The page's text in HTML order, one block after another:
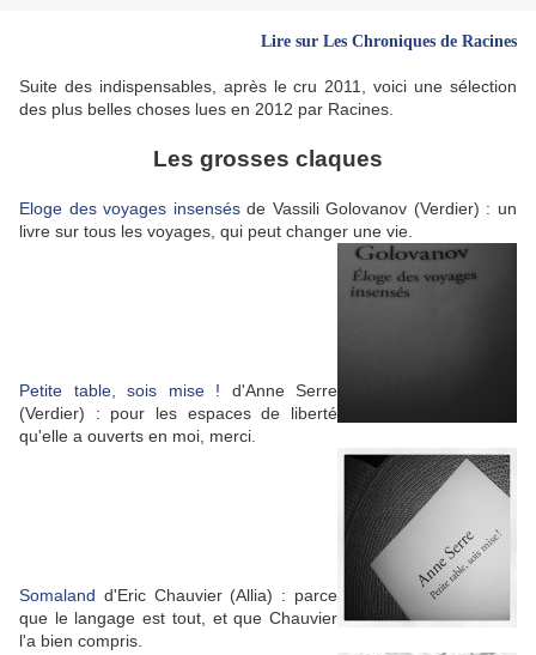
Lire sur Les Chroniques de Racines
Suite des indispensables, après le cru 2011, voici une sélection
des plus belles choses lues en 2012 par Racines.
Les grosses claques
Eloge des voyages insensésde Vassili Golovanov (Verdier) : un
livre sur tous les voyages, qui peut changer une vie.
Petite table, sois mise ! d'Anne Serre
(Verdier) : pour les espaces de liberté
qu'elle a ouverts en moi, merci.
Somaland d'Eric Chauvier (Allia) : parce
que le langage est tout, et que Chauvier
l'a bien compris.